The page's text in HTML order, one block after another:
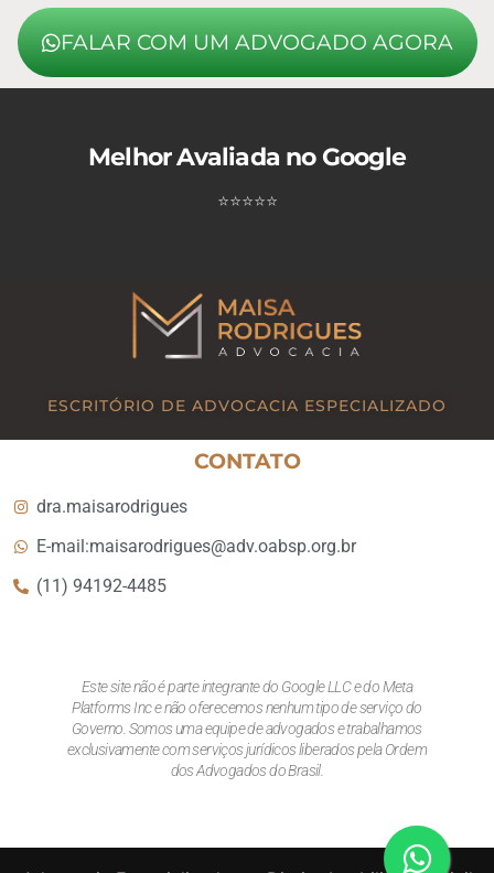
FALAR COM UM ADVOGADO AGORA
Melhor Avaliada no Google
⭐⭐⭐⭐⭐
ESCRITÓRIO DE ADVOCACIA ESPECIALIZADO
CONTATO
dra.maisarodrigues
E-mail:maisarodrigues@adv.oabsp.org.br
(11) 94192-4485
Este site não é parte integrante do Google LLC e do Meta
Platforms Inc e não oferecemos nenhum tipo de serviço do
Governo. Somos uma equipe de advogados e trabalhamos
exclusivamente com serviços jurídicos liberados pela Ordem
dos Advogados do Brasil.